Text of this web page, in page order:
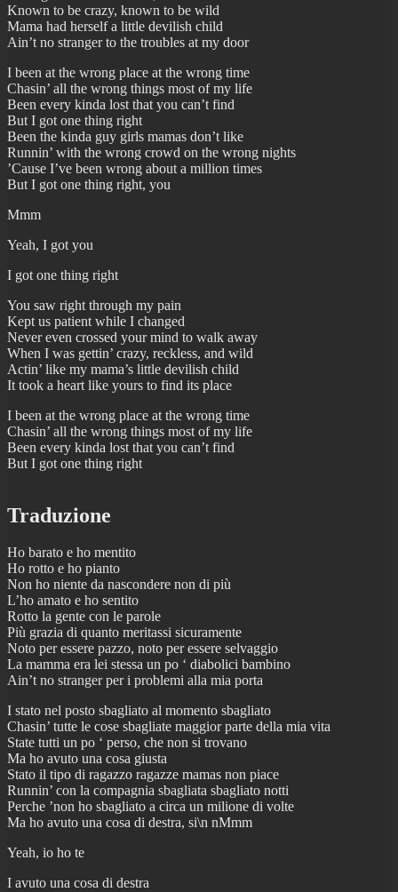
Known to be crazy, known to be wild
Mama had herself a little devilish child
Ain’t no stranger to the troubles at my door
I been at the wrong place at the wrong time
Chasin’ all the wrong things most of my life
Been every kinda lost that you can’t find
But I got one thing right
Been the kinda guy girls mamas don’t like
Runnin’ with the wrong crowd on the wrong nights
’Cause I’ve been wrong about a million times
But I got one thing right, you
Mmm
Yeah, I got you
I got one thing right
You saw right through my pain
Kept us patient while I changed
Never even crossed your mind to walk away
When I was gettin’ crazy, reckless, and wild
Actin’ like my mama’s little devilish child
It took a heart like yours to find its place
I been at the wrong place at the wrong time
Chasin’ all the wrong things most of my life
Been every kinda lost that you can’t find
But I got one thing right
Traduzione
Ho barato e ho mentito
Ho rotto e ho pianto
Non ho niente da nascondere non di più
L’ho amato e ho sentito
Rotto la gente con le parole
Più grazia di quanto meritassi sicuramente
Noto per essere pazzo, noto per essere selvaggio
La mamma era lei stessa un po ‘ diabolici bambino
Ain’t no stranger per i problemi alla mia porta
I stato nel posto sbagliato al momento sbagliato
Chasin’ tutte le cose sbagliate maggior parte della mia vita
State tutti un po ‘ perso, che non si trovano
Ma ho avuto una cosa giusta
Stato il tipo di ragazzo ragazze mamas non piace
Runnin’ con la compagnia sbagliata sbagliato notti
Perche ’non ho sbagliato a circa un milione di volte
Ma ho avuto una cosa di destra, si\n nMmm
Yeah, io ho te
I avuto una cosa di destra